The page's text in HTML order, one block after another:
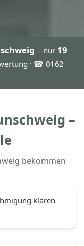
– nur 19
· ☎ 0162
–
bekommen
klären